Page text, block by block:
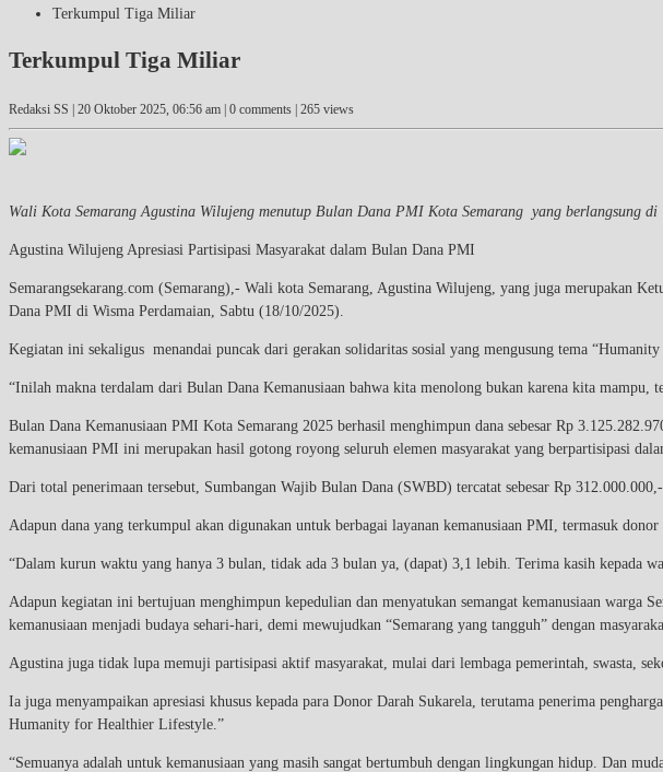
Terkumpul Tiga Miliar
Terkumpul Tiga Miliar
Redaksi SS | 20 Oktober 2025, 06:56 am | 0 comments | 265 views
Wali Kota Semarang Agustina Wilujeng menutup Bulan Dana PMI Kota Semarang yang berlangsung
Agustina Wilujeng Apresiasi Partisipasi Masyarakat dalam Bulan Dana PMI
Semarangsekarang.com (Semarang),- Wali kota Semarang, Agustina Wilujeng, yang juga merupakan
Dana PMI di Wisma Perdamaian, Sabtu (18/10/2025).
Kegiatan ini sekaligus menandai puncak dari gerakan solidaritas sosial yang mengusung tema
“Inilah makna terdalam dari Bulan Dana Kemanusiaan bahwa kita menolong bukan karena kita mampu,
Bulan Dana Kemanusiaan PMI Kota Semarang 2025 berhasil menghimpun dana sebesar Rp
kemanusiaan PMI ini merupakan hasil gotong royong seluruh elemen masyarakat yang berpartisipasi
Dari total penerimaan tersebut, Sumbangan Wajib Bulan Dana (SWBD) tercatat sebesar Rp
Adapun dana yang terkumpul akan digunakan untuk berbagai layanan kemanusiaan PMI, termasuk
“Dalam kurun waktu yang hanya 3 bulan, tidak ada 3 bulan ya, (dapat) 3,1 lebih. Terima kasih kepada
Adapun kegiatan ini bertujuan menghimpun kepedulian dan menyatukan semangat kemanusiaan warga
kemanusiaan menjadi budaya sehari-hari, demi mewujudkan “Semarang yang tangguh” dengan
Agustina juga tidak lupa memuji partisipasi aktif masyarakat, mulai dari lembaga pemerintah, swasta,
Ia juga menyampaikan apresiasi khusus kepada para Donor Darah Sukarela, terutama penerima
Humanity for Healthier Lifestyle.”
“Semuanya adalah untuk kemanusiaan yang masih sangat bertumbuh dengan lingkungan hidup. Dan